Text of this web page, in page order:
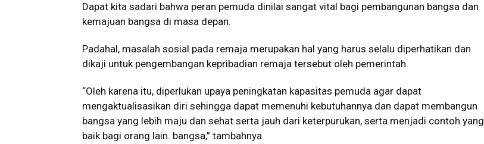
Dapat kita sadari bahwa peran pemuda dinilai sangat vital bagi pembangunan bangsa dan
kemajuan bangsa di masa depan.
Padahal, masalah sosial pada remaja merupakan hal yang harus selalu diperhatikan dan
dikaji untuk pengembangan kepribadian remaja tersebut oleh pemerintah.
“Oleh karena itu, diperlukan upaya peningkatan kapasitas pemuda agar dapat
mengaktualisasikan diri sehingga dapat memenuhi kebutuhannya dan dapat membangun
bangsa yang lebih maju dan sehat serta jauh dari keterpurukan, serta menjadi contoh yang
baik bagi orang lain. bangsa,” tambahnya.